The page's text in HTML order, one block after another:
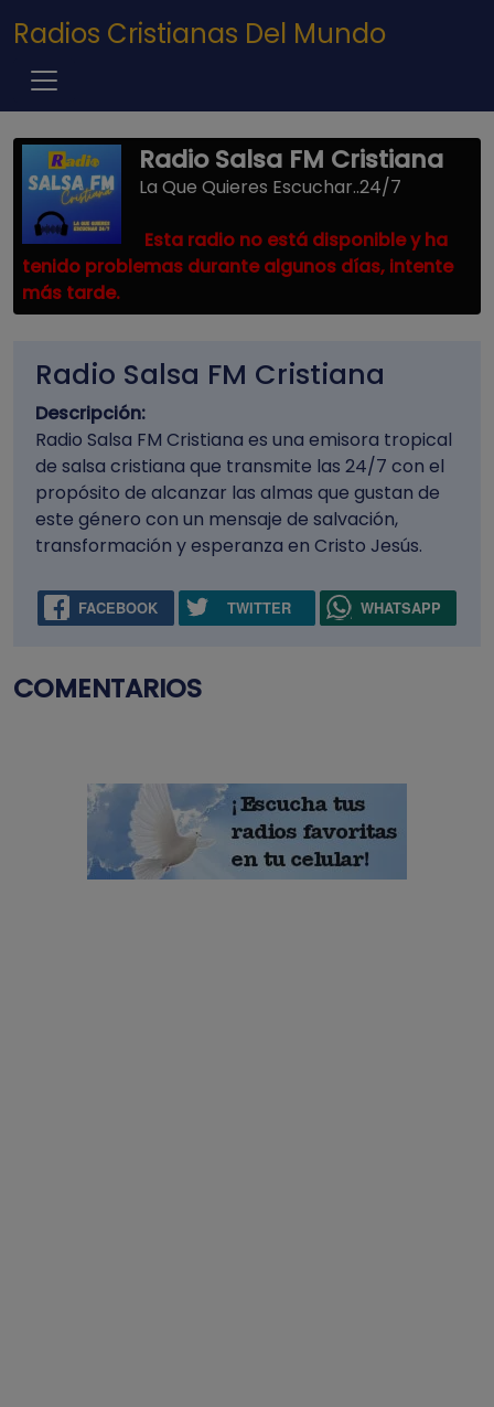
Pasar al contenido principal
Radios Cristianas Del Mundo
Radio Salsa FM Cristiana
La Que Quieres Escuchar..24/7
Esta radio no está disponible y ha
tenido problemas durante algunos días, intente
más tarde.
Radio Salsa FM Cristiana
Descripción:
Radio Salsa FM Cristiana es una emisora tropical
de salsa cristiana que transmite las 24/7 con el
propósito de alcanzar las almas que gustan de
este género con un mensaje de salvación,
transformación y esperanza en Cristo Jesús.
FACEBOOK TWITTER WHATSAPP
COMENTARIOS